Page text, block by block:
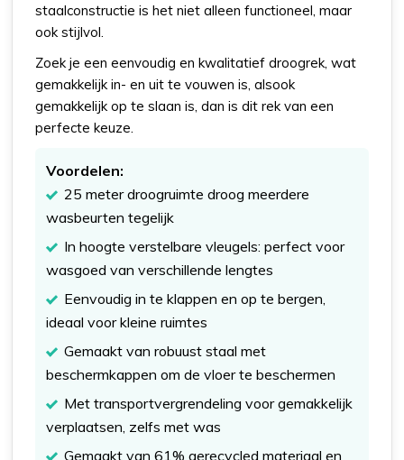
staalconstructie is het niet alleen functioneel, maar
ook stijlvol.
Zoek je een eenvoudig en kwalitatief droogrek, wat
gemakkelijk in- en uit te vouwen is, alsook
gemakkelijk op te slaan is, dan is dit rek van een
perfecte keuze.
Voordelen:
25 meter droogruimte droog meerdere
wasbeurten tegelijk
In hoogte verstelbare vleugels: perfect voor
wasgoed van verschillende lengtes
Eenvoudig in te klappen en op te bergen,
ideaal voor kleine ruimtes
Gemaakt van robuust staal met
beschermkappen om de vloer te beschermen
Met transportvergrendeling voor gemakkelijk
verplaatsen, zelfs met was
Gemaakt van 61% gerecycled materiaal en